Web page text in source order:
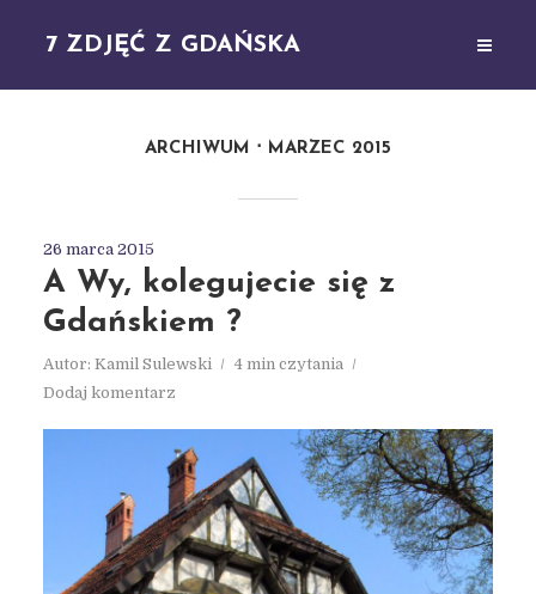
7 ZDJĘĆ Z GDAŃSKA
ARCHIWUM MARZEC 2015
26 marca 2015
A Wy, kolegujecie się z
Gdańskiem ?
Autor: Kamil Sulewski
4 min czytania
Dodaj komentarz